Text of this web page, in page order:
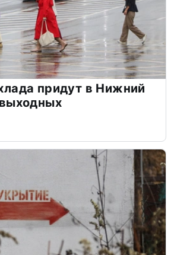
придут в Нижний